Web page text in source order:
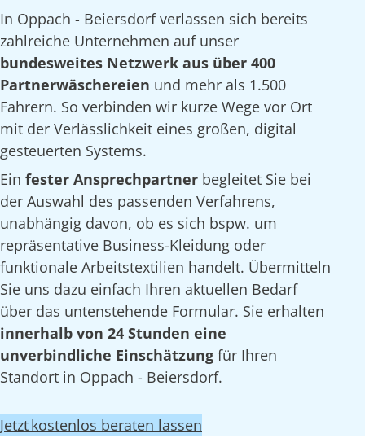
In Oppach - Beiersdorf verlassen sich bereits
zahlreiche Unternehmen auf unser
bundesweites Netzwerk aus über 400
Partnerwäschereien und mehr als 1.500
Fahrern. So verbinden wir kurze Wege vor Ort
mit der Verlässlichkeit eines großen, digital
gesteuerten Systems.
Ein fester Ansprechpartner begleitet Sie bei
der Auswahl des passenden Verfahrens,
unabhängig davon, ob es sich bspw. um
repräsentative Business-Kleidung oder
funktionale Arbeitstextilien handelt. Übermitteln
Sie uns dazu einfach Ihren aktuellen Bedarf
über das untenstehende Formular. Sie erhalten
innerhalb von 24 Stunden eine
unverbindliche Einschätzung für Ihren
Standort in Oppach - Beiersdorf.
Jetzt kostenlos beraten lassen